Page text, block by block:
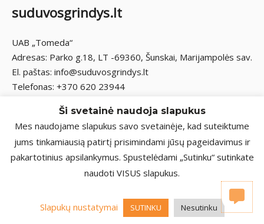
suduvosgrindys.lt
UAB „Tomeda“
Adresas: Parko g.18, LT -69360, Šunskai, Marijampolės sav.
El. paštas: info@suduvosgrindys.lt
Telefonas: +370 620 23944
2026 © Visos teisės saugomos | UAB „Tomeda“
Ši svetainė naudoja slapukus
Mes naudojame slapukus savo svetainėje, kad suteiktume
jums tinkamiausią patirtį prisimindami jūsų pageidavimus ir
pakartotinius apsilankymus. Spustelėdami „Sutinku“ sutinkate
naudoti VISUS slapukus.
Slapukų nustatymai SUTINKU Nesutinku